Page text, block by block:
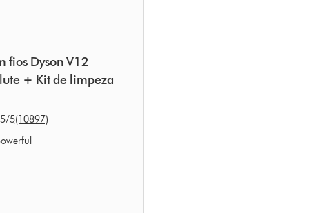
fios Dyson V12
+ Kit de limpeza
10897 Ratings
/5(10897)